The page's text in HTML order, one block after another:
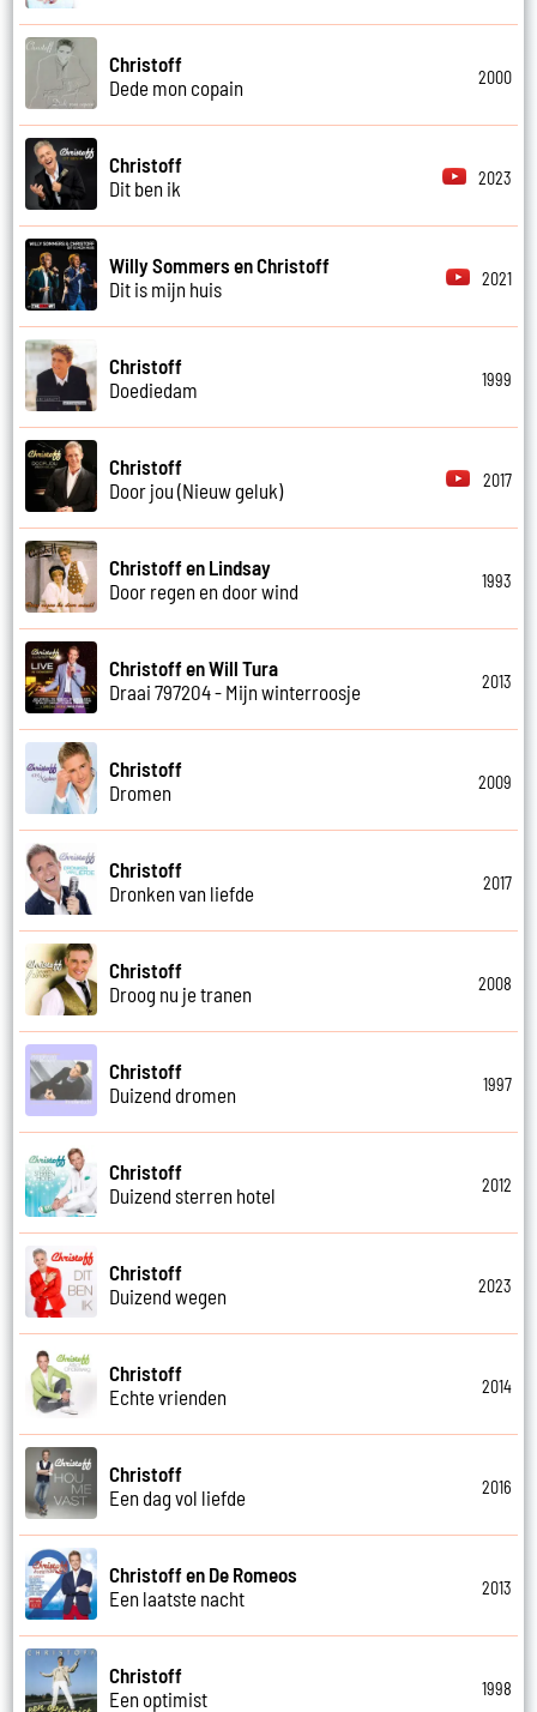
Christoff
Dede mon copain
2000
Christoff
Dit ben ik
2023
Willy Sommers en Christoff
Dit is mijn huis
2021
Christoff
Doediedam
1999
Christoff
Door jou (Nieuw geluk)
2017
Christoff en Lindsay
Door regen en door wind
1993
Christoff en Will Tura
Draai 797204 - Mijn winterroosje
2013
Christoff
Dromen
2009
Christoff
Dronken van liefde
2017
Christoff
Droog nu je tranen
2008
Christoff
Duizend dromen
1997
Christoff
Duizend sterren hotel
2012
Christoff
Duizend wegen
2023
Christoff
Echte vrienden
2014
Christoff
Een dag vol liefde
2016
Christoff en De Romeos
Een laatste nacht
2013
Christoff
Een optimist
1998